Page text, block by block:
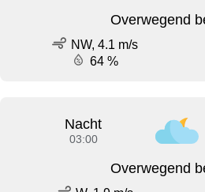
Overwegend
NW, 4.1 m/s
64 %
Nacht
03:00
Overwegend